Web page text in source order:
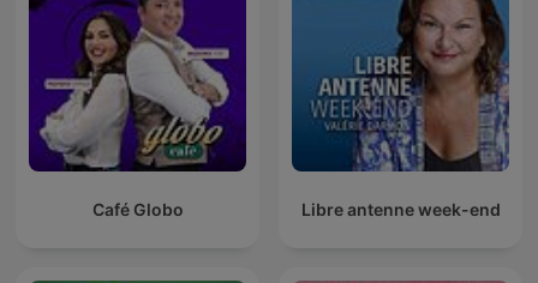
Café Globo Libre antenne week-end